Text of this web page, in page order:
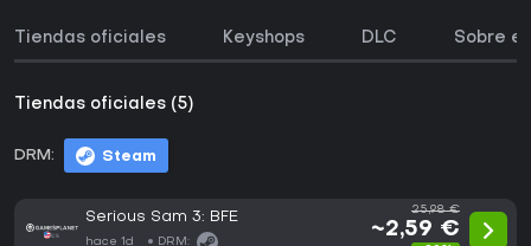
Tiendas oficiales Keyshops DLC Sobre
Tiendas oficiales (5)
DRM: Steam
Serious Sam 3: BFE
hace 1d DRM:
25,98 €
~2,59 €